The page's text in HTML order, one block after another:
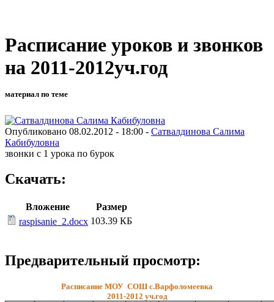
Расписание уроков и звонков
на 2011-2012уч.год
материал по теме
Опубликовано 08.02.2012 - 18:00 - Сатвалдинова Салима
Кабибуловна
звонки с 1 урока по 6урок
Скачать:
Вложение
Размер
raspisanie_2.docx 103.39 КБ
Предварительный просмотр:
Расписание МОУ СОШ с.Варфоломеевка
2011-2012 уч.год